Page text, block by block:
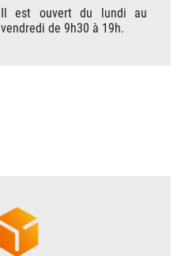
Il est ouvert du lundi au
vendredi de 9h30 à 19h.